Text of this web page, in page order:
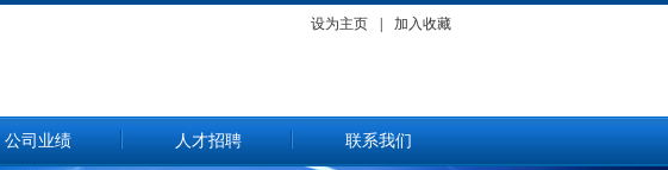
设为主页 加入收藏
公司业绩 人才招聘 联系我们